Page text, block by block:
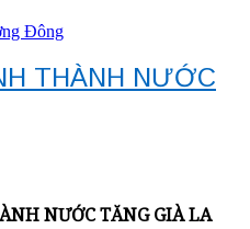
Đông
THÀNH NƯỚC
NƯỚC TĂNG GIÀ LA